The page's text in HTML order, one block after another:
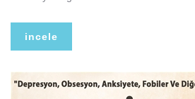
incele